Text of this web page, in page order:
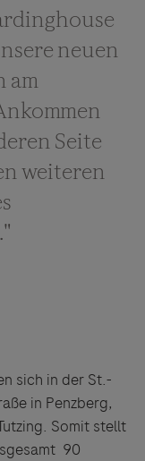
sich in der St.-
in Penzberg,
Somit stellt
90